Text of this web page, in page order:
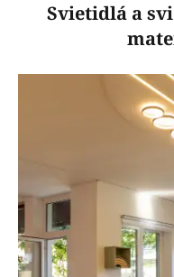
Svietidlá a